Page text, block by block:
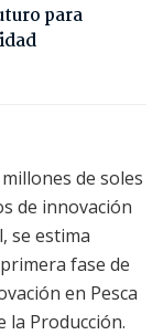
para
de soles
de innovación
se estima
fase de
en Pesca
la Producción.